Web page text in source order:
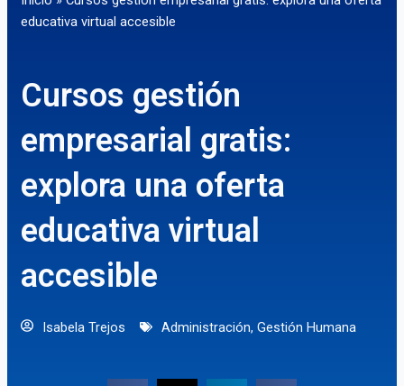
educativa virtual accesible
Cursos gestión
empresarial gratis:
explora una oferta
educativa virtual
accesible
Isabela Trejos Administración, Gestión Humana